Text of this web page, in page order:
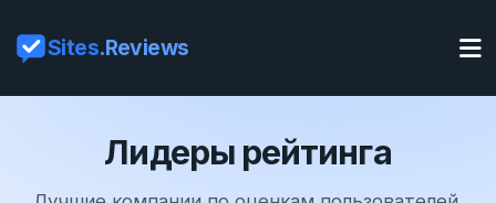
Sites.Reviews
Лидеры рейтинга